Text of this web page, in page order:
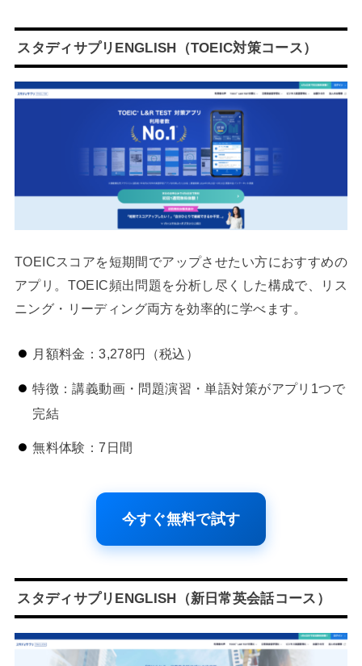
スタディサプリENGLISH（TOEIC対策コース）
TOEICスコアを短期間でアップさせたい方におすすめの
アプリ。TOEIC頻出問題を分析し尽くした構成で、リス
ニング・リーディング両方を効率的に学べます。
月額料金：3,278円（税込）
特徴：講義動画・問題演習・単語対策がアプリ1つで
完結
無料体験：7日間
今すぐ無料で試す
スタディサプリENGLISH（新日常英会話コース）